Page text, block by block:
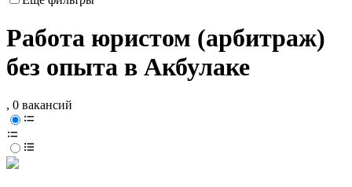
Работа юристом (арбитраж)
без опыта в Акбулаке
, 0 вакансий